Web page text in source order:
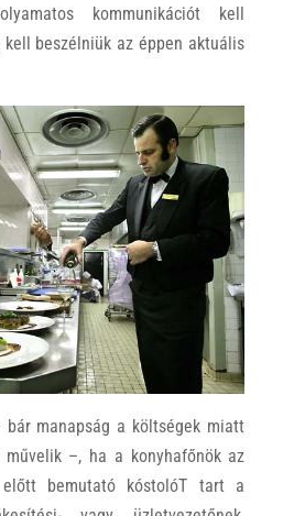
kommunikációt kell
beszélniük az éppen aktuális
bár manapság a költségek miatt
művelik –, ha a konyhafőnök az
bemutató kóstolóT tart a